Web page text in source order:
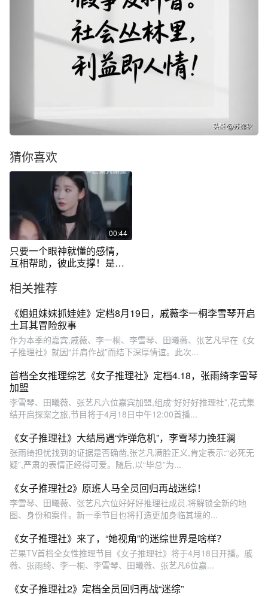
猜你喜欢
00:44
只要一个眼神就懂的感情，
互相帮助，彼此支撑！是温
张艺凡 #女子推理社
相关推荐
《姐姐妹妹抓娃娃》定档8月19日，戚薇李一桐李雪琴开启
土耳其冒险叙事
作为本季的嘉宾,戚薇、李一桐、李雪琴、田曦薇、张艺凡早在《女
子推理社》就因“并肩作战”而结下深厚情谊。此次...
首档全女推理综艺《女子推理社》定档4.18，张雨绮李雪琴
加盟
李雪琴、田曦薇、张艺凡六位嘉宾加盟,组成“好好好推理社”,花式集
结开启探案之旅,节目将于4月18日中午12:00首播...
《女子推理社》大结局遇“炸弹危机”，李雪琴力挽狂澜
张雨绮担忧找到的证据是否确凿,张艺凡满脸正义,肯定表示:“必死无
疑”,严肃的表情正经得可爱。随后,以“毕总”为...
《女子推理社2》原班人马全员回归再战迷综！
李雪琴、田曦薇、张艺凡六位好好好推理社成员,将解锁全新的地
图、身份和案件。新一季节目也将打造更加身临其境的...
《女子推理社》来了，“她视角”的迷综世界是啥样？
芒果TV首档全女性推理节目《女子推理社》将于4月18日开播。戚
薇、张雨绮、李一桐、李雪琴、田曦薇、张艺凡6位嘉...
《女子推理社2》定档全员回归再战“迷综”